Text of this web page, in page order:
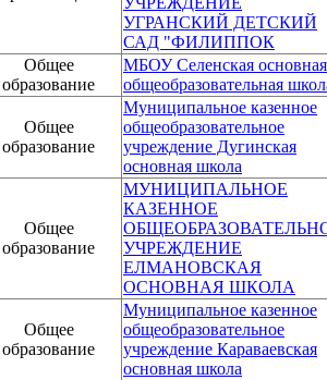
УГРАНСКИЙ ДЕТСКИЙ
САД "ФИЛИППОК
Общее
образование
МБОУ Селенская основная
общеобразовательная
Общее
образование
Муниципальное казенное
общеобразовательное
учреждение Дугинская
основная школа
Общее
образование
МУНИЦИПАЛЬНОЕ
КАЗЕННОЕ
УЧРЕЖДЕНИЕ
ЕЛМАНОВСКАЯ
ОСНОВНАЯ ШКОЛА
Общее
образование
Муниципальное казенное
общеобразовательное
учреждение Караваевская
основная школа